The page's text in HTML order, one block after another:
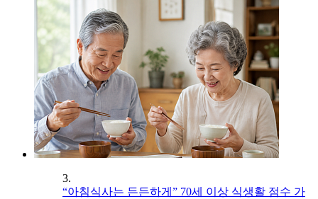
3.
“아침식사는 든든하게” 70세 이상 식생활 점수 가